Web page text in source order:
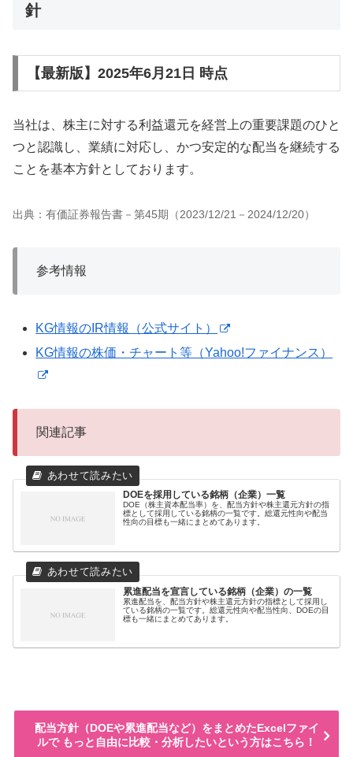
針
【最新版】2025年6月21日 時点
当社は、株主に対する利益還元を経営上の重要課題のひと
つと認識し、業績に対応し、かつ安定的な配当を継続する
ことを基本方針としております。
出典：有価証券報告書－第45期（2023/12/21－2024/12/20）
参考情報
KG情報のIR情報（公式サイト）
KG情報の株価・チャート等（Yahoo!ファイナンス）
関連記事
DOEを採用している銘柄（企業）一覧
DOE（株主資本配当率）を、配当方針や株主還元方針の指
標として採用している銘柄の一覧です。総還元性向や配当
性向の目標も一緒にまとめてあります。
累進配当を宣言している銘柄（企業）の一覧
累進配当を、配当方針や株主還元方針の指標として採用し
ている銘柄の一覧です。総還元性向や配当性向、DOEの目
標も一緒にまとめてあります。
配当方針（DOEや累進配当など）をまとめたExcelファイ
ルで もっと自由に比較・分析したいという方はこちら！